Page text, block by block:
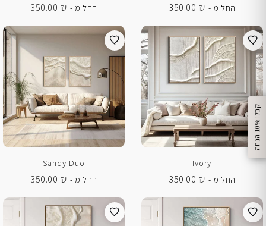
ק
ב
ל
ו
1
0
%
ה
נ
ח
ה
החל מ -
350.00 ₪
החל מ -
350.00 ₪
Ivory
החל מ -
350.00 ₪
Sandy Duo
החל מ -
350.00 ₪